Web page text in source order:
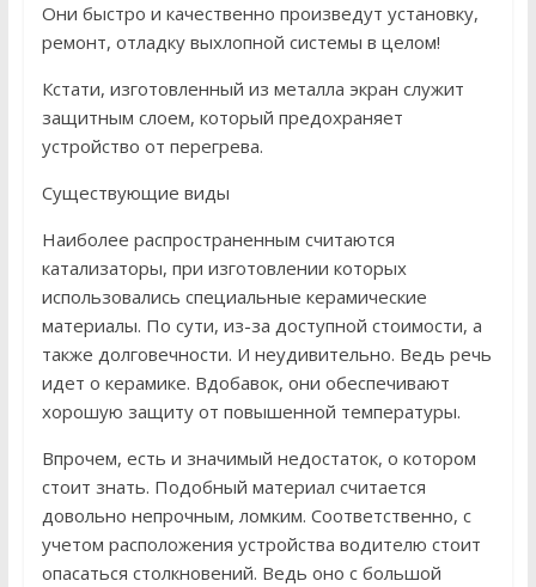
Они быстро и качественно произведут установку,
ремонт, отладку выхлопной системы в целом!
Кстати, изготовленный из металла экран служит
защитным слоем, который предохраняет
устройство от перегрева.
Существующие виды
Наиболее распространенным считаются
катализаторы, при изготовлении которых
использовались специальные керамические
материалы. По сути, из-за доступной стоимости, а
также долговечности. И неудивительно. Ведь речь
идет о керамике. Вдобавок, они обеспечивают
хорошую защиту от повышенной температуры.
Впрочем, есть и значимый недостаток, о котором
стоит знать. Подобный материал считается
довольно непрочным, ломким. Соответственно, с
учетом расположения устройства водителю стоит
опасаться столкновений. Ведь оно с большой